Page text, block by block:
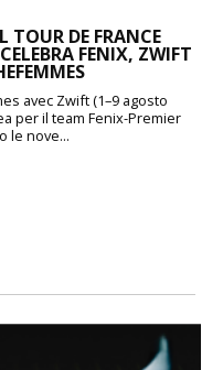
TOUR DE FRANCE
FENIX, ZWIFT
avec Zwift (1–9 agosto
per il team Fenix-Premier
le nove...